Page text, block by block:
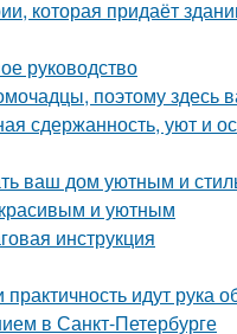
которая придаёт
руководство
поэтому здесь
сдержанность, уют и
ваш дом уютным и
и уютным
инструкция
идут рука
в Санкт-Петербурге